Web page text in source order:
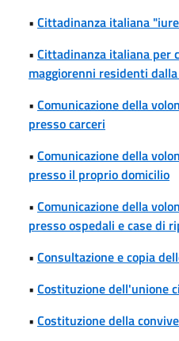
• Cittadinanza italiana
• Cittadinanza italiana per
maggiorenni residenti
• Comunicazione della
presso carceri
• Comunicazione della
presso il proprio domicilio
• Comunicazione della
presso ospedali e case di
• Consultazione e copia
• Costituzione dell'unione
• Costituzione della